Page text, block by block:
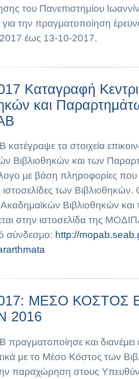
του Πανεπιστημίου
για την πραγματοποίηση
έως 13-10-2017.
Καταγραφή
και
τα στοιχεία
Βιβλιοθηκών και των
με βάση πληροφορίες
ιστοσελίδες των
Βιβλιοθηκών
στην ιστοσελίδα της
σύνδεσμο: http://
ΜΕΣΟ ΚΟΣΤΟΣ
2016
και διανέμει
με το Μέσο Κόστος των
παραχώρηση στους